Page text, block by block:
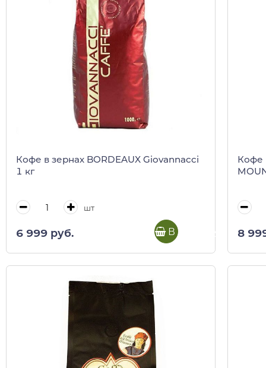
Кофе в зернах BORDEAUX Giovannacci
1 кг
шт
6 999 руб. В корзину
Кофе
8